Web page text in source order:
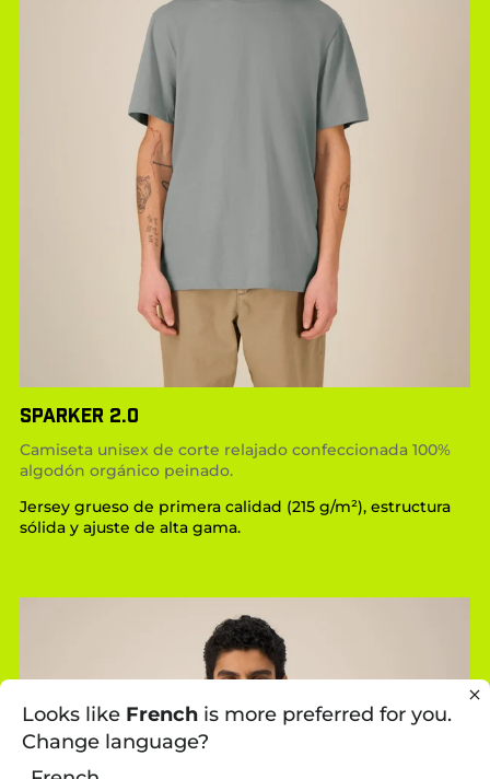
SPARKER 2.0
Camiseta unisex de corte relajado confeccionada 100%
algodón orgánico peinado.
Jersey grueso de primera calidad (215 g/m²), estructura
sólida y ajuste de alta gama.
Looks like French is more preferred for you.
Change language?